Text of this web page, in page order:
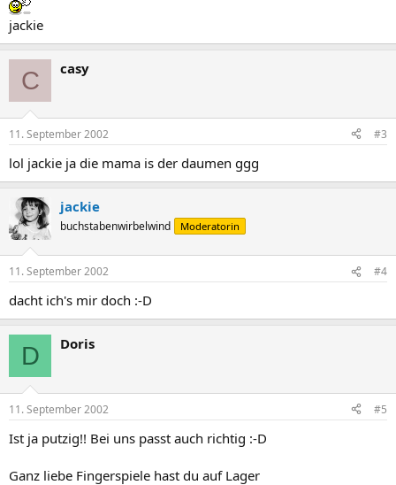
jackie
C casy
11. September 2002 #3
lol jackie ja die mama is der daumen ggg
jackie
buchstabenwirbelwind Moderatorin
11. September 2002 #4
dacht ich's mir doch :-D
D Doris
11. September 2002 #5
Ist ja putzig!! Bei uns passt auch richtig :-D
Ganz liebe Fingerspiele hast du auf Lager